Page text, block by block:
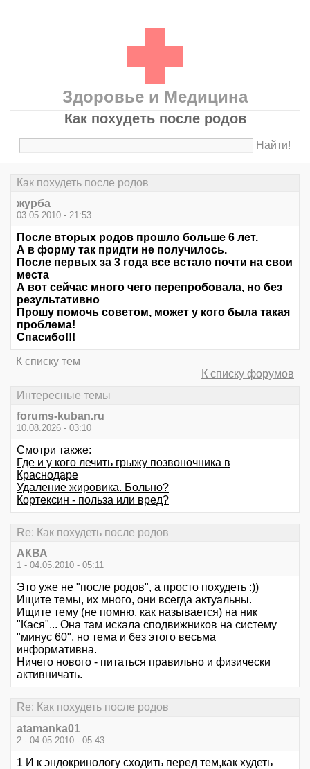
Здоровье и Медицина
Как похудеть после родов
Найти!
Как похудеть после родов
журба
03.05.2010 - 21:53
После вторых родов прошло больше 6 лет.
А в форму так придти не получилось.
После первых за 3 года все встало почти на свои
места
А вот сейчас много чего перепробовала, но без
результативно
Прошу помочь советом, может у кого была такая
проблема!
Спасибо!!!
К списку тем
К списку форумов
Интересные темы
forums-kuban.ru
10.08.2026 - 03:10
Смотри также:
Где и у кого лечить грыжу позвоночника в
Краснодаре
Удаление жировика. Больно?
Кортексин - польза или вред?
Re: Как похудеть после родов
АКВА
1 - 04.05.2010 - 05:11
Это уже не "после родов", а просто похудеть :))
Ищите темы, их много, они всегда актуальны.
Ищите тему (не помню, как называется) на ник
"Кася"... Она там искала сподвижников на систему
"минус 60", но тема и без этого весьма
информативна.
Ничего нового - питаться правильно и физически
активничать.
Re: Как похудеть после родов
atamanka01
2 - 04.05.2010 - 05:43
1 И к эндокринологу сходить перед тем,как худеть